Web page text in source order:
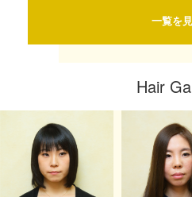
一覧を
Hair